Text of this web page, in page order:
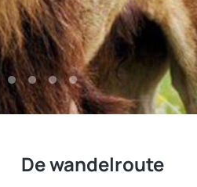
De wandelroute